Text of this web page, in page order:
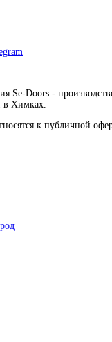
Se-Doors -
в Химках.
к публичной